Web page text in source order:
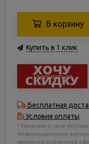
В корзину
Купить в 1 клик
Торговаться
Бесплатная
Условия оплаты
* Наличие и срок
Информационные
являются публичной